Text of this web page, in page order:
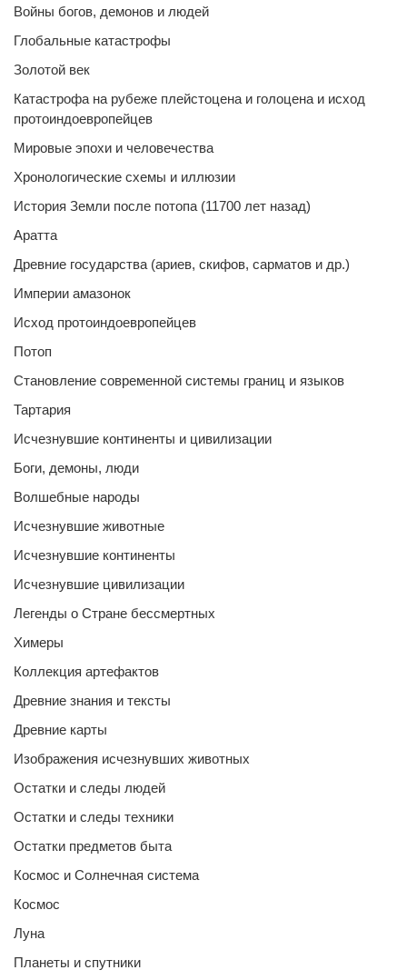
Войны богов, демонов и людей
Глобальные катастрофы
Золотой век
Катастрофа на рубеже плейстоцена и голоцена и исход
протоиндоевропейцев
Мировые эпохи и человечества
Хронологические схемы и иллюзии
История Земли после потопа (11700 лет назад)
Аратта
Древние государства (ариев, скифов, сарматов и др.)
Империи амазонок
Исход протоиндоевропейцев
Потоп
Становление современной системы границ и языков
Тартария
Исчезнувшие континенты и цивилизации
Боги, демоны, люди
Волшебные народы
Исчезнувшие животные
Исчезнувшие континенты
Исчезнувшие цивилизации
Легенды о Стране бессмертных
Химеры
Коллекция артефактов
Древние знания и тексты
Древние карты
Изображения исчезнувших животных
Остатки и следы людей
Остатки и следы техники
Остатки предметов быта
Космос и Солнечная система
Космос
Луна
Планеты и спутники